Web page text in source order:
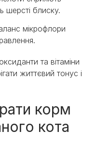
шерсті блиску.
мікрофлори
та вітаміни
життєвий тонус і
корм
кота